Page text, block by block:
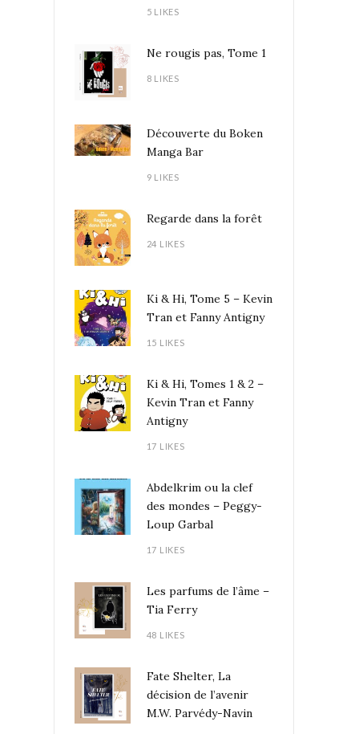
5 LIKES
Ne rougis pas, Tome 1
8 LIKES
Découverte du Boken
Manga Bar
9 LIKES
Regarde dans la forêt
24 LIKES
Ki & Hi, Tome 5 – Kevin
Tran et Fanny Antigny
15 LIKES
Ki & Hi, Tomes 1 & 2 –
Kevin Tran et Fanny
Antigny
17 LIKES
Abdelkrim ou la clef
des mondes – Peggy-
Loup Garbal
17 LIKES
Les parfums de l’âme –
Tia Ferry
48 LIKES
Fate Shelter, La
décision de l’avenir
M.W. Parvédy-Navin